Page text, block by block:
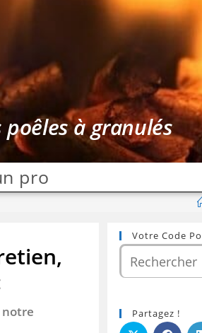
à granulés
pro
notre
Votre Code
Partagez !